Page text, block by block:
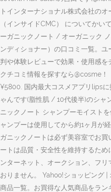
トインターナショナル株式会社の
（インサイドCMC） についてかい
ーガニックノート / オーガニック
ンディショナー）の口コミ一覧。
判や体験レビューで効果・使用感
クチコミ情報を探すなら@cosme
¥5800. 国内最大コスメアプリlips
ゃんです(脂性肌 / 10代後半)のシャ
ニックノート シャンプーモイスト
ャンプーは使用してから約1ヶ月が
ガニックノートは必ず美容室でお
ートは品質・安全性を維持するた
ンターネット、オークション、フ
おりません。 Yahoo!ショッピング
商品一覧。お買得な人気商品をラン